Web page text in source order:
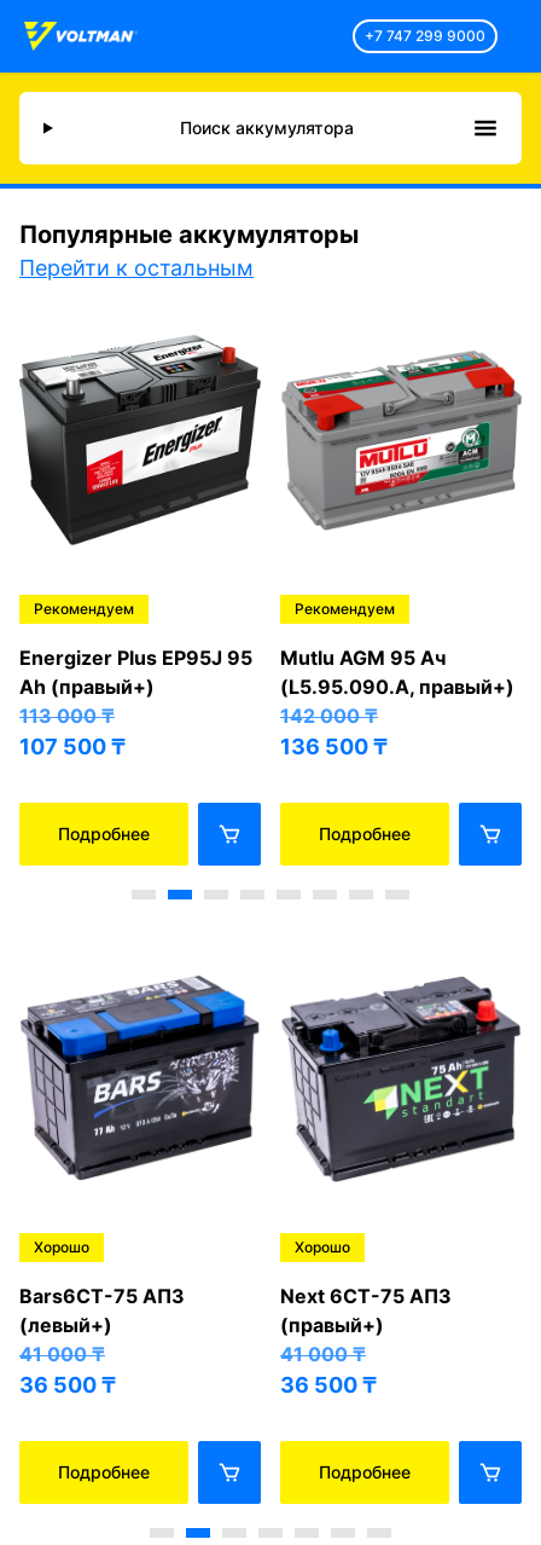
+7 747 299 9000
Поиск аккумулятора
Популярные аккумуляторы
Перейти к остальным
Рекомендуем
Energizer Plus EP95J 95
Ah (правый+)
113 000₸
107 500₸
Подробнее
Рекомендуем
Mutlu AGM 95 Ач
(L5.95.090.A, правый+)
142 000₸
136 500₸
Подробнее
Хорошо
Bars6СТ-75 АПЗ
(левый+)
41 000₸
36 500₸
Подробнее
Хорошо
Next 6СТ-75 АПЗ
(правый+)
41 000₸
36 500₸
Подробнее